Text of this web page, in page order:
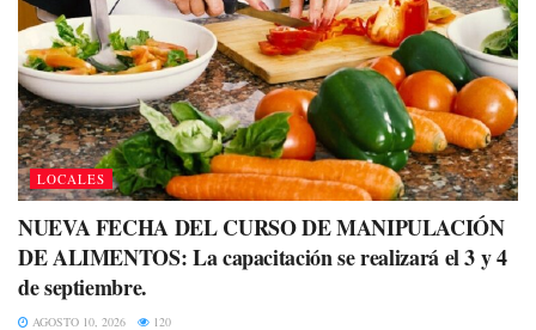
LOCALES
NUEVA FECHA DEL CURSO DE MANIPULACIÓN
DE ALIMENTOS: La capacitación se realizará el 3 y 4
de septiembre.
AGOSTO 10, 2026 120